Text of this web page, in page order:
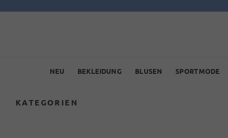
NEU BEKLEIDUNG BLUSEN SPORTMODE
KATEGORIEN